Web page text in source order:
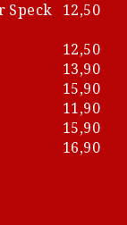
Speck 12,50
12,50
13,90
15,90
11,90
15,90
16,90